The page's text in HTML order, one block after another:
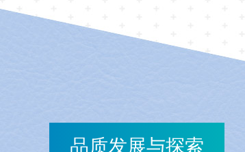
品质发展与探索